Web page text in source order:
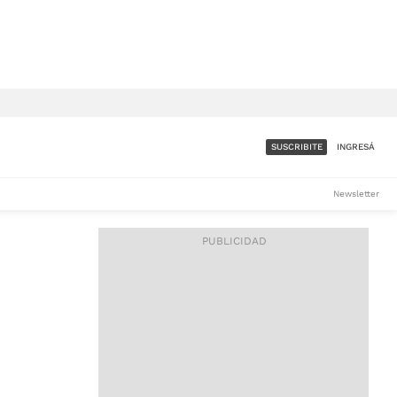
ACCESO FULL - $1.800/MES
SUSCRIBITE INGRESÁ
Newsletter